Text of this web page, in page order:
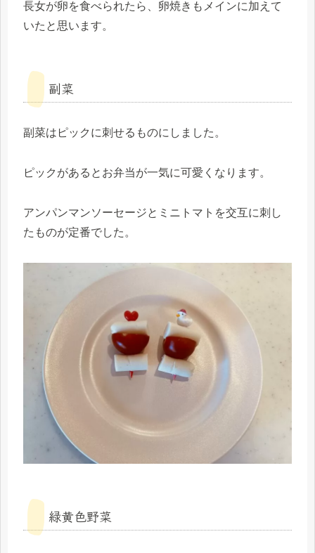
長女が卵を食べられたら、卵焼きもメインに加えて
いたと思います。
副菜
副菜はピックに刺せるものにしました。
ピックがあるとお弁当が一気に可愛くなります。
アンパンマンソーセージとミニトマトを交互に刺し
たものが定番でした。
緑黄色野菜